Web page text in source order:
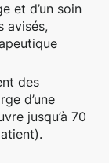
et d’un soin
avisés,
des
d’une
jusqu’à 70